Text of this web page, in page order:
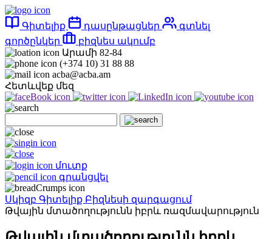
Գիտելիք դասընթացներ
գտնել
գործընկեր
բիզնես ակումբ
Արամի 82-84
(+374 10) 31 88 88
acba@acba.am
Հետևվեք մեզ
մուտք
գրանցվել
Սկիզբ Գիտելիք Բիզնեսի զարգացում
Թվային մտածողությունն իբրև ռազմավարություն